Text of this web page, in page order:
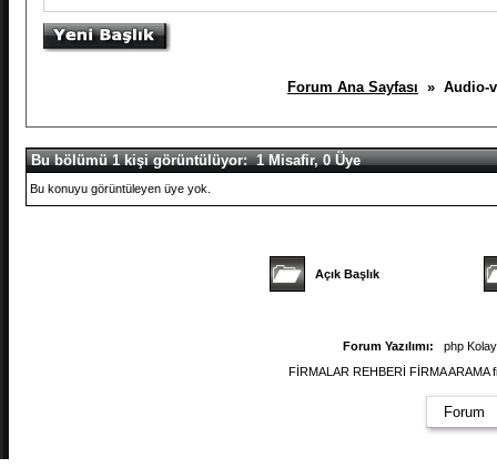
Forum Ana Sayfası » Audio-
Bu bölümü 1 kişi görüntülüyor: 1 Misafir, 0 Üye
Bu konuyu görüntüleyen üye yok.
Açık Başlık
Forum Yazılımı:
php
FİRMALAR REHBERİ FİRMA
Forum